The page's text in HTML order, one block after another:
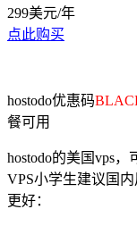
299美元/年
点此购买
hostodo优惠码
餐可用
hostodo的美国vps
VPS小学生建议国
更好：